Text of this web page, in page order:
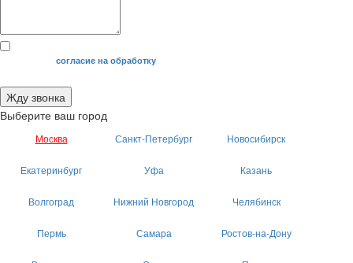
Я даю своесогласие на обработку
Жду звонка
Выберите ваш город
Москва Санкт-Петербург Новосибирск
Екатеринбург Уфа Казань
Волгоград Нижний Новгород Челябинск
Пермь Самара Ростов-на-Дону